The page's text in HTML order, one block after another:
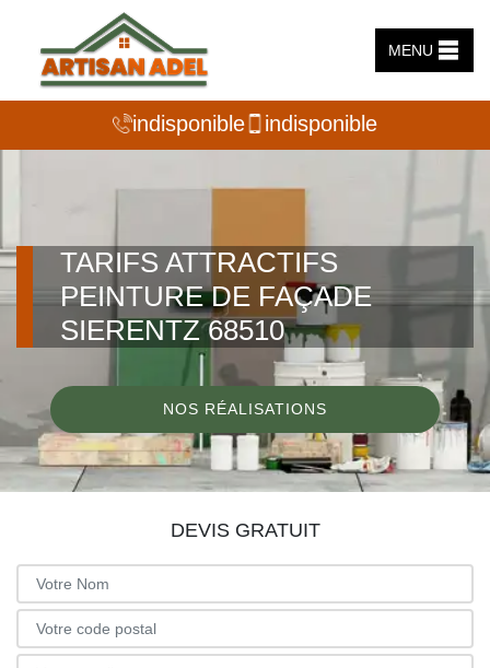
MENU
indisponible indisponible
TARIFS ATTRACTIFS
PEINTURE DE FAÇADE
SIERENTZ 68510
NOS RÉALISATIONS
DEVIS GRATUIT